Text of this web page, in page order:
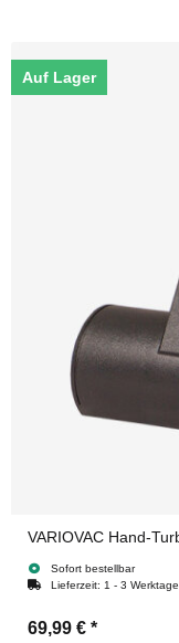
Auf Lager
VARIOVAC Hand-
Sofort bestellbar
Lieferzeit: 1 - 3 Werktage
69,99 € *